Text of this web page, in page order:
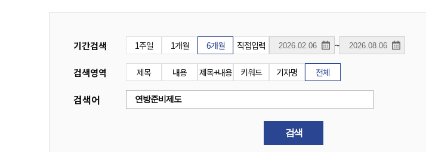
기간검색 1주일 1개월 6개월 직접입력 ~
검색영역 제목 내용 제목+내용 키워드 기자명 전체
검색어
검색